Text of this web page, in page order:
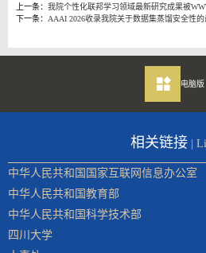
上一条： 我院个性化联邦学习领域最新研究成果被
下一条： AAAI 2026收录我院关于数据集蒸馏安全性
电脑版
相关链接 |
中华人民共和国国家互联网信息办公室
中华人民共和国教育部
中华人民共和国科学技术部
四川大学